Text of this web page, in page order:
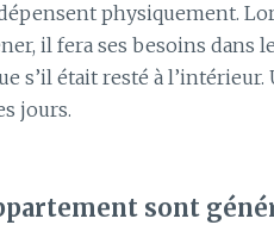
physiquement.
il fera ses besoins dans
s’il était resté à l’intérieur.
jours.
sont